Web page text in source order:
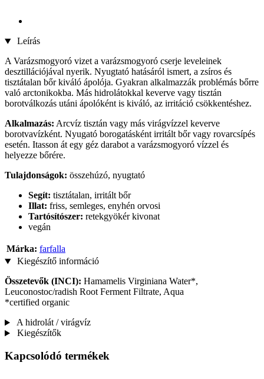
Leírás
A Varázsmogyoró vizet a varázsmogyoró cserje leveleinek
desztillációjával nyerik. Nyugtató hatásáról ismert, a zsíros és
tisztátalan bőr kiváló ápolója. Gyakran alkalmazzák problémás bőrre
való arctonikokba. Más hidrolátokkal keverve vagy tisztán
borotválkozás utáni ápolóként is kiváló, az irritáció csökkentéshez.
Alkalmazás: Arcvíz tisztán vagy más virágvízzel keverve
borotvavízként. Nyugató borogatásként irritált bőr vagy rovarcsípés
esetén. Itasson át egy géz darabot a varázsmogyoró vízzel és
helyezze bőrére.
Tulajdonságok: összehúzó, nyugtató
Segít: tisztátalan, irritált bőr
Illat: friss, semleges, enyhén orvosi
Tartósítószer: retekgyökér kivonat
vegán
Márka: farfalla
Kiegészítő információ
Összetevők (INCI): Hamamelis Virginiana Water*,
Leuconostoc/radish Root Ferment Filtrate, Aqua
*certified organic
A hidrolát / virágvíz
Kiegészítők
Kapcsolódó termékek